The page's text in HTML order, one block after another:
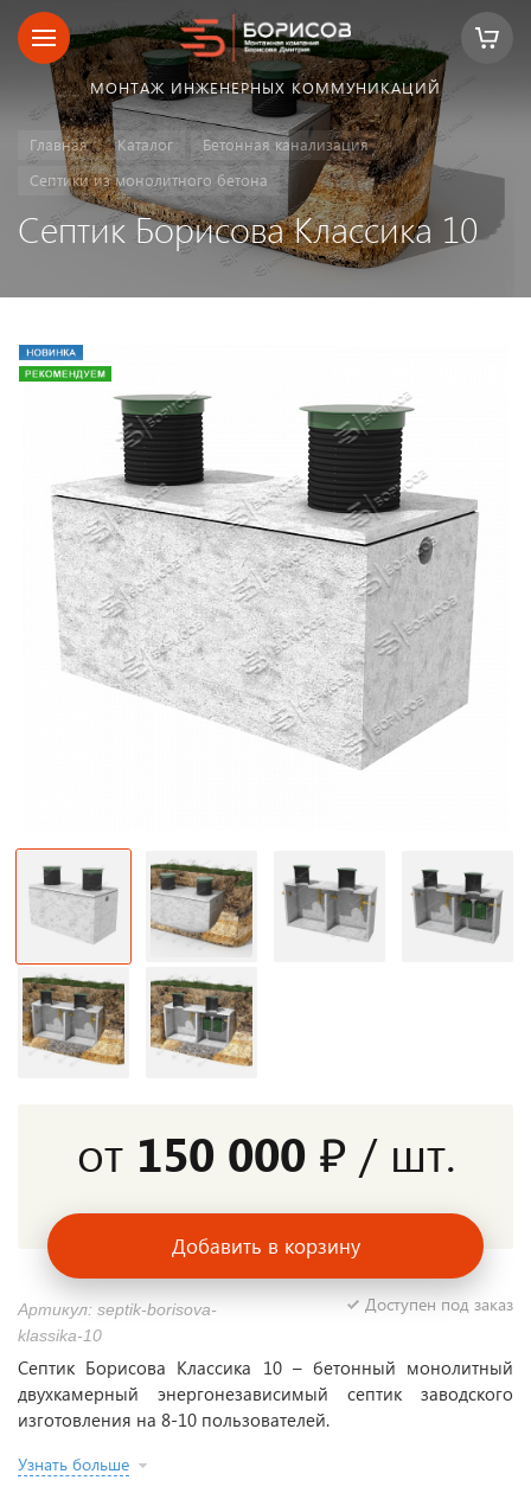
МОНТАЖ ИНЖЕНЕРНЫХ КОММУНИКАЦИЙ
Главная Каталог
Бетонная канализация
Септики из монолитного бетона
Септик Борисова Классика 10
Артикул: septik-borisova-
klassika-10
Доступен под заказ
Септик Борисова Классика 10 – бетонный монолитный
двухкамерный энергонезависимый септик заводского
изготовления на 8-10 пользователей.
Узнать больше
от 150 000 ₽/ шт.
Добавить в корзину